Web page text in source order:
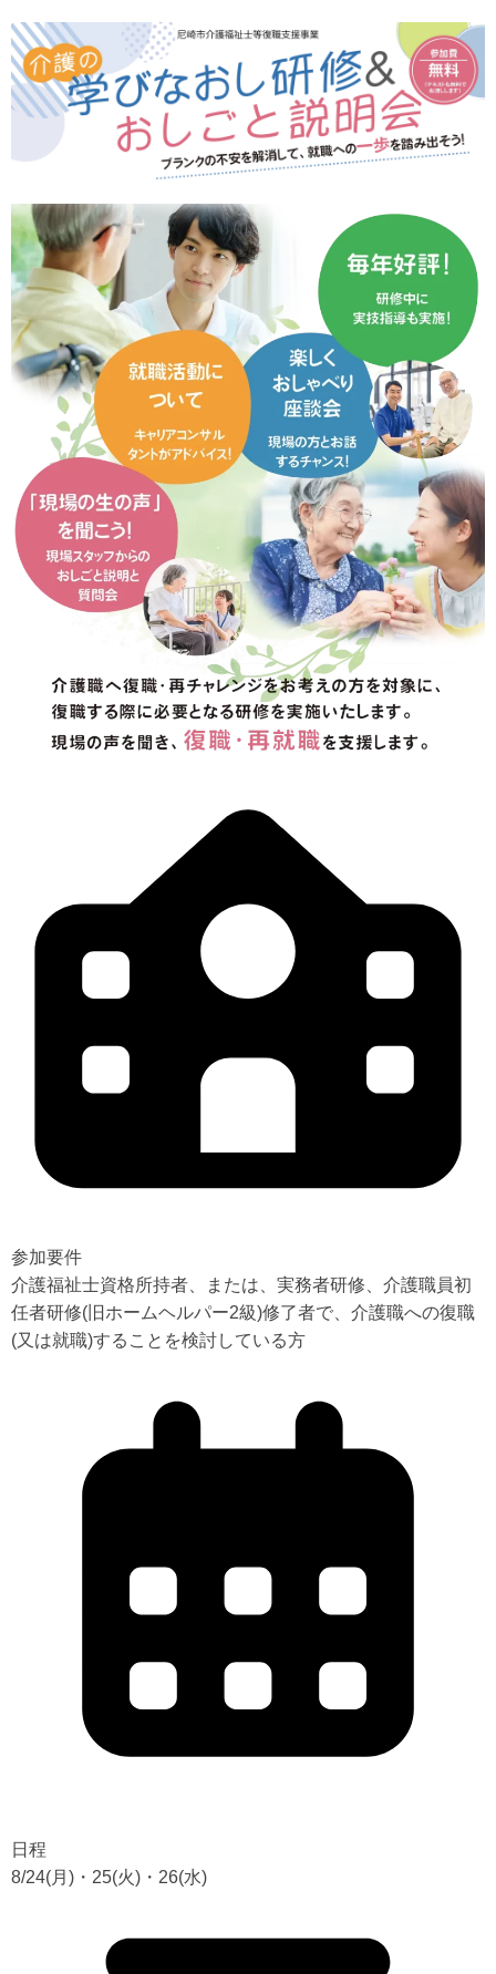
参加要件
介護福祉士資格所持者、または、実務者研修、介護職員初
任者研修(旧ホームヘルパー2級)修了者で、介護職への復職
(又は就職)することを検討している方
日程
8/24(月)・25(火)・26(水)